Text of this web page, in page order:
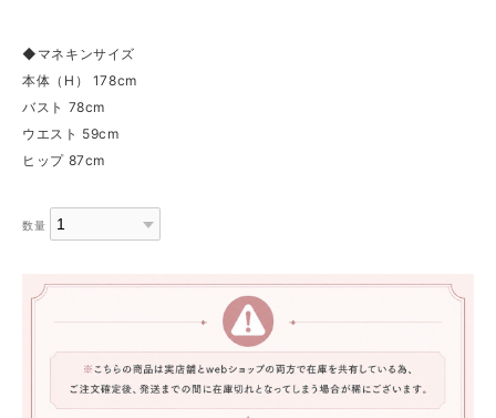
◆マネキンサイズ
本体（H） 178cm
バスト 78cm
ウエスト 59cm
ヒップ 87cm
数量